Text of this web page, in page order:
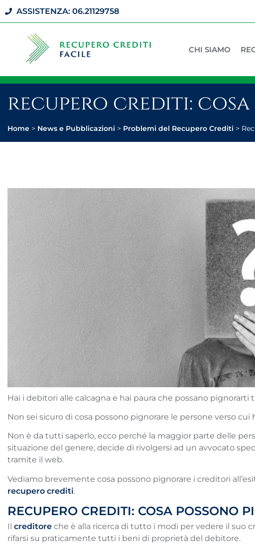
ASSISTENZA: 06.21129758
CHI SIAMO
recupero crediti:
Home > News e Pubblicazioni > Problemi del Recupero Crediti >
Hai i debitori alle calcagna e hai paura che possano pignorarti
Non sei sicuro di cosa possono pignorare le persone verso cui
Non è da tutti saperlo, ecco perché la maggior parte delle
situazione del genere, decide di rivolgersi ad un avvocato
tramite il web.
Vediamo brevemente cosa possono pignorare i creditori
recupero crediti.
RECUPERO CREDITI: COSA POSSONO
Il creditore che è alla ricerca di tutto i modi per vedere il suo
rifarsi su praticamente tutti i beni di proprietà del debitore.